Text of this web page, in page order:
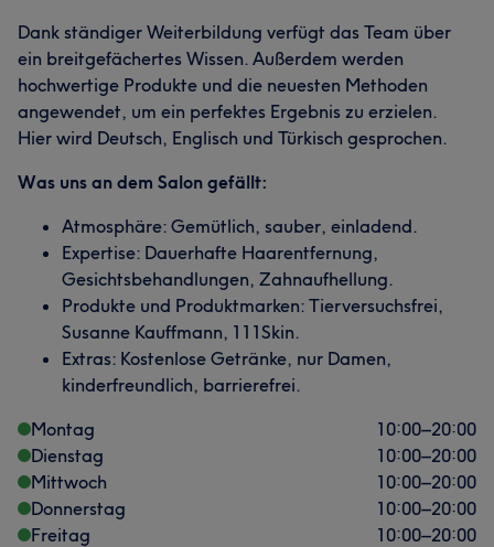
Dank ständiger Weiterbildung verfügt das Team über
ein breitgefächertes Wissen. Außerdem werden
hochwertige Produkte und die neuesten Methoden
angewendet, um ein perfektes Ergebnis zu erzielen.
Hier wird Deutsch, Englisch und Türkisch gesprochen.
Was uns an dem Salon gefällt:
Atmosphäre: Gemütlich, sauber, einladend.
Expertise: Dauerhafte Haarentfernung,
Gesichtsbehandlungen, Zahnaufhellung.
Produkte und Produktmarken: Tierversuchsfrei,
Susanne Kauffmann, 111Skin.
Extras: Kostenlose Getränke, nur Damen,
kinderfreundlich, barrierefrei.
Montag
10:00–20:00
Dienstag
10:00–20:00
Mittwoch
10:00–20:00
Donnerstag
10:00–20:00
Freitag
10:00–20:00